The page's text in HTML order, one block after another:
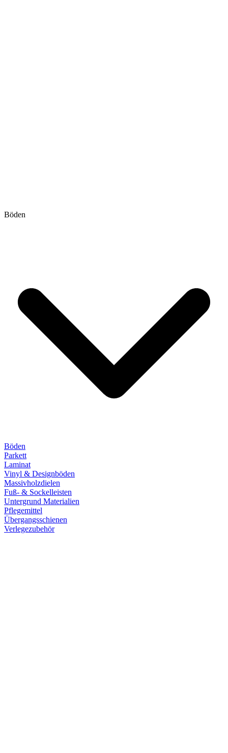
Böden
Böden
Parkett
Laminat
Vinyl & Designböden
Massivholzdielen
Fuß- & Sockelleisten
Untergrund Materialien
Pflegemittel
Übergangsschienen
Verlegezubehör